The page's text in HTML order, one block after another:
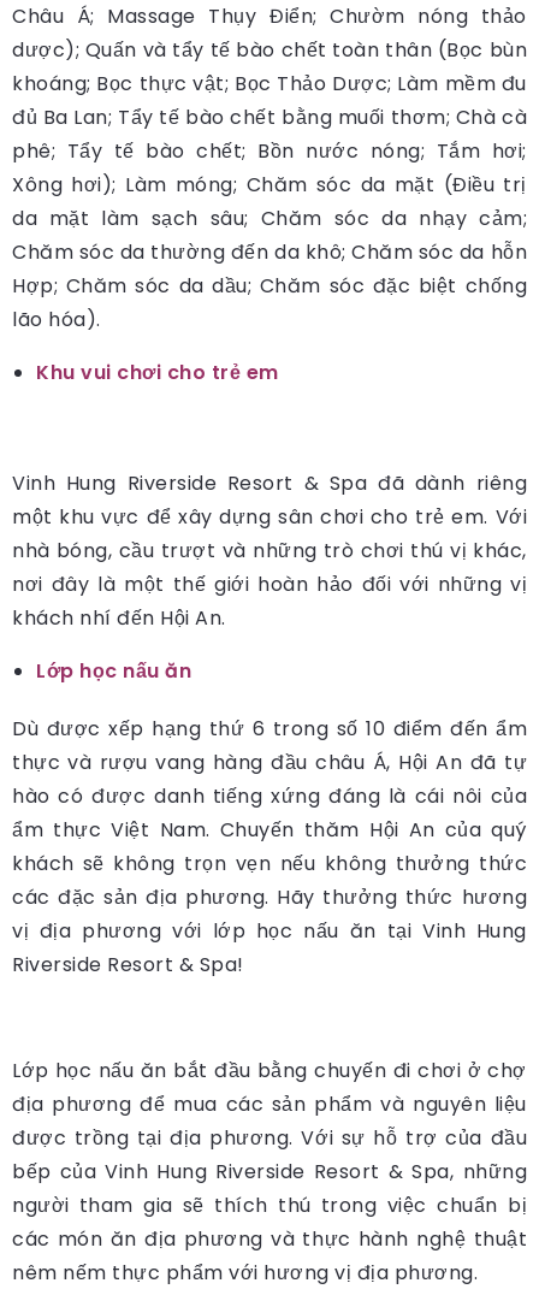
Châu Á; Massage Thụy Điển; Chườm nóng thảo
dược); Quấn và tẩy tế bào chết toàn thân (Bọc bùn
khoáng; Bọc thực vật; Bọc Thảo Dược; Làm mềm đu
đủ Ba Lan; Tẩy tế bào chết bằng muối thơm; Chà cà
phê; Tẩy tế bào chết; Bồn nước nóng; Tắm hơi;
Xông hơi); Làm móng; Chăm sóc da mặt (Điều trị
da mặt làm sạch sâu; Chăm sóc da nhạy cảm;
Chăm sóc da thường đến da khô; Chăm sóc da hỗn
Hợp; Chăm sóc da dầu; Chăm sóc đặc biệt chống
lão hóa).
Khu vui chơi cho trẻ em
Vinh Hung Riverside Resort & Spa đã dành riêng
một khu vực để xây dựng sân chơi cho trẻ em. Với
nhà bóng, cầu trượt và những trò chơi thú vị khác,
nơi đây là một thế giới hoàn hảo đối với những vị
khách nhí đến Hội An.
Lớp học nấu ăn
Dù được xếp hạng thứ 6 trong số 10 điểm đến ẩm
thực và rượu vang hàng đầu châu Á, Hội An đã tự
hào có được danh tiếng xứng đáng là cái nôi của
ẩm thực Việt Nam. Chuyến thăm Hội An của quý
khách sẽ không trọn vẹn nếu không thưởng thức
các đặc sản địa phương. Hãy thưởng thức hương
vị địa phương với lớp học nấu ăn tại Vinh Hung
Riverside Resort & Spa!
Lớp học nấu ăn bắt đầu bằng chuyến đi chơi ở chợ
địa phương để mua các sản phẩm và nguyên liệu
được trồng tại địa phương. Với sự hỗ trợ của đầu
bếp của Vinh Hung Riverside Resort & Spa, những
người tham gia sẽ thích thú trong việc chuẩn bị
các món ăn địa phương và thực hành nghệ thuật
nêm nếm thực phẩm với hương vị địa phương.